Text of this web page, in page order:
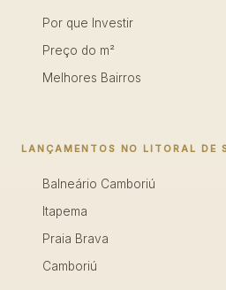
Por que Investir
Preço do m²
Melhores Bairros
LANÇAMENTOS NO LITORAL DE
Balneário Camboriú
Itapema
Praia Brava
Camboriú